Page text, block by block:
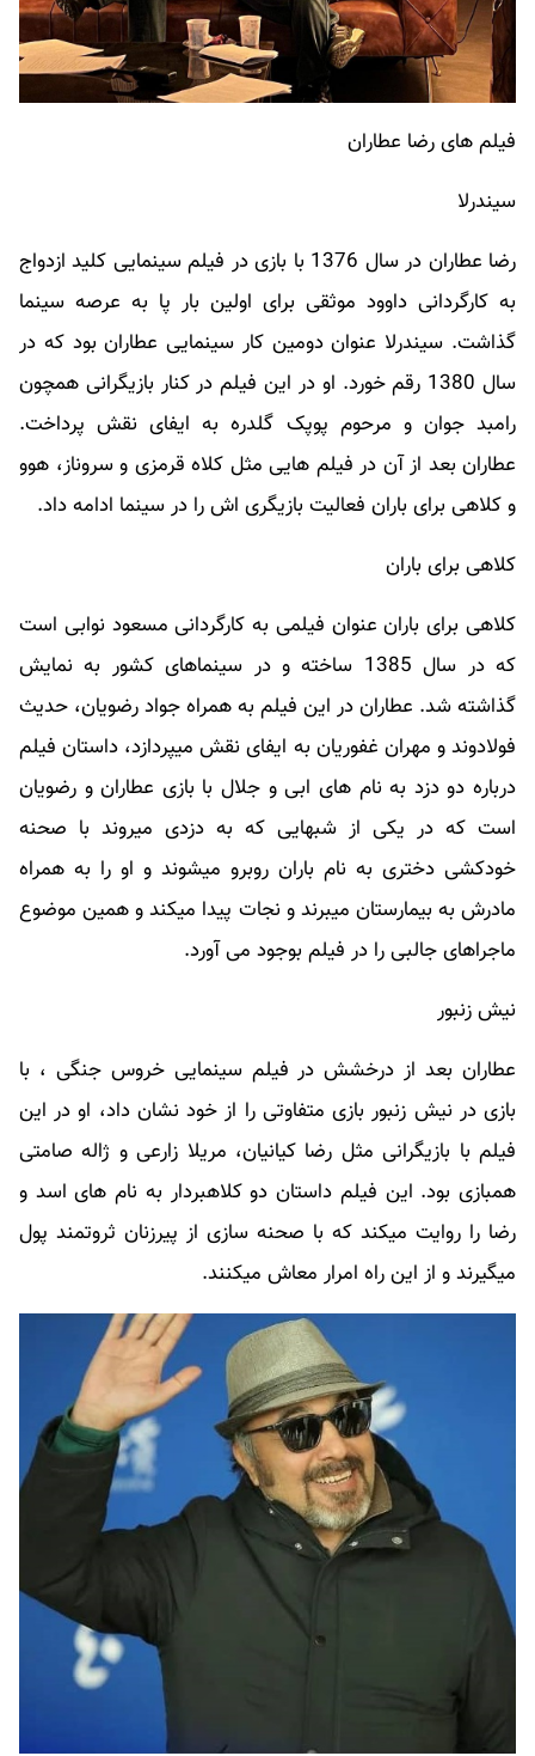
فیلم های رضا عطاران
سیندرلا
رضا عطاران در سال 1376 با بازی در فیلم سینمایی کلید ازدواج
به کارگردانی داوود موثقی برای اولین بار پا به عرصه سینما
گذاشت. سیندرلا عنوان دومین کار سینمایی عطاران بود که در
سال 1380 رقم خورد. او در این فیلم در کنار بازیگرانی همچون
رامبد جوان و مرحوم پوپک گلدره به ایفای نقش پرداخت.
عطاران بعد از آن در فیلم هایی مثل کلاه قرمزی و سروناز، هوو
و کلاهی برای باران فعالیت بازیگری اش را در سینما ادامه داد.
کلاهی برای باران
کلاهی برای باران عنوان فیلمی به کارگردانی مسعود نوابی است
که در سال 1385 ساخته و در سینماهای کشور به نمایش
گذاشته شد. عطاران در این فیلم به همراه جواد رضویان، حدیث
فولادوند و مهران غفوریان به ایفای نقش میپردازد، داستان فیلم
درباره دو دزد به نام های ابی و جلال با بازی عطاران و رضویان
است که در یکی از شبهایی که به دزدی میروند با صحنه
خودکشی دختری به نام باران روبرو میشوند و او را به همراه
مادرش به بیمارستان میبرند و نجات پیدا میکند و همین موضوع
ماجراهای جالبی را در فیلم بوجود می آورد.
نیش زنبور
عطاران بعد از درخشش در فیلم سینمایی خروس جنگی ، با
بازی در نیش زنبور بازی متفاوتی را از خود نشان داد، او در این
فیلم با بازیگرانی مثل رضا کیانیان، مریلا زارعی و ژاله صامتی
همبازی بود. این فیلم داستان دو کلاهبردار به نام های اسد و
رضا را روایت میکند که با صحنه سازی از پیرزنان ثروتمند پول
میگیرند و از این راه امرار معاش میکنند.